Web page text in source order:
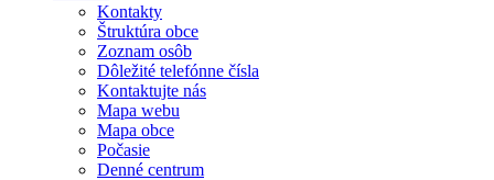
Kontakty
Štruktúra obce
Zoznam osôb
Dôležité telefónne čísla
Kontaktujte nás
Mapa webu
Mapa obce
Počasie
Denné centrum